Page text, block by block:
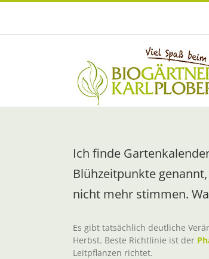
Zum
Ich finde
Blühzeitpunkte
nicht mehr stimmen.
Es gibt tatsächlich deutliche
Herbst. Beste Richtlinie ist der
Leitpflanzen richtet.